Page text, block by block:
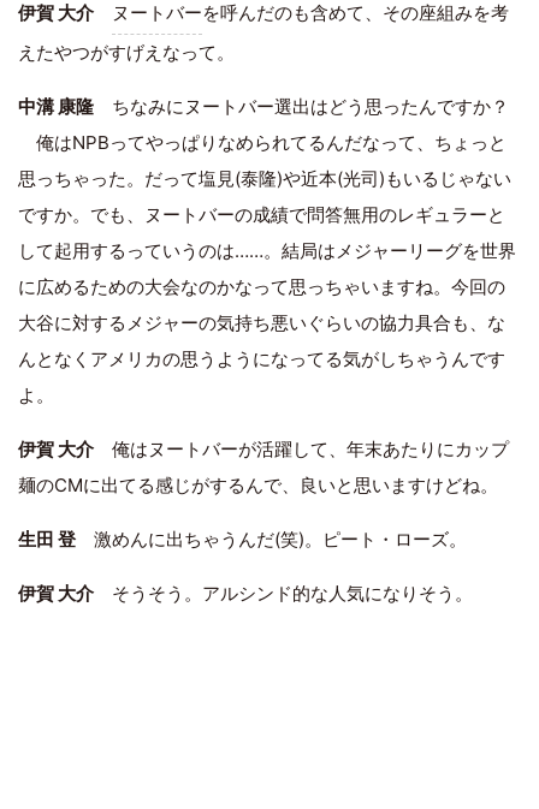
伊賀 大介 ヌートバーを呼んだのも含めて、その座組みを考
えたやつがすげえなって。
中溝 康隆 ちなみにヌートバー選出はどう思ったんですか？
俺はNPBってやっぱりなめられてるんだなって、ちょっと
思っちゃった。だって塩見(泰隆)や近本(光司)もいるじゃない
ですか。でも、ヌートバーの成績で問答無用のレギュラーと
して起用するっていうのは……。結局はメジャーリーグを世界
に広めるための大会なのかなって思っちゃいますね。今回の
大谷に対するメジャーの気持ち悪いぐらいの協力具合も、な
んとなくアメリカの思うようになってる気がしちゃうんです
よ。
伊賀 大介俺はヌートバーが活躍して、年末あたりにカップ
麺のCMに出てる感じがするんで、良いと思いますけどね。
生田 登 激めんに出ちゃうんだ(笑)。ピート・ローズ。
伊賀 大介そうそう。アルシンド的な人気になりそう。